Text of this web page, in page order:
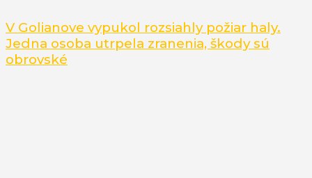
V Golianove vypukol rozsiahly požiar haly.
Jedna osoba utrpela zranenia, škody sú
obrovské